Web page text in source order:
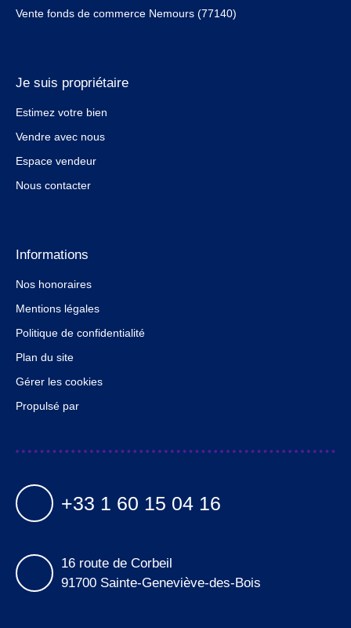
Vente fonds de commerce Nemours (77140)
Je suis propriétaire
Estimez votre bien
Vendre avec nous
Espace vendeur
Nous contacter
Informations
Nos honoraires
Mentions légales
Politique de confidentialité
Plan du site
Gérer les cookies
Propulsé par
+33 1 60 15 04 16
16 route de Corbeil
91700 Sainte-Geneviève-des-Bois